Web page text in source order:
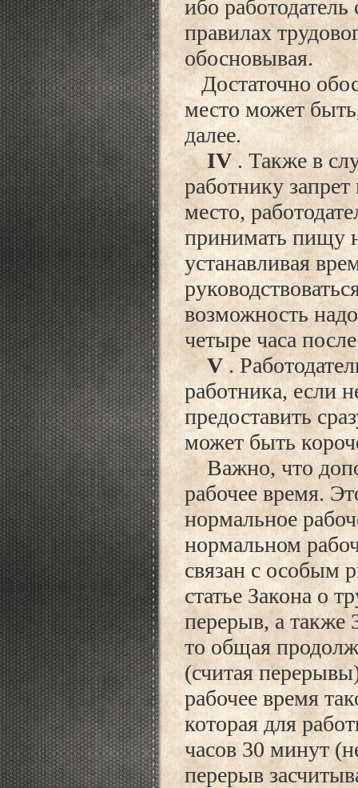
ибо работодатель
правилах
обосновывая.
Достаточно
место может
далее.
IV. Также в
работнику
место,
принимать пищу
устанавливая
возможность
четыре часа
V .
работника, если
предоставить
может быть
Важно, что
рабочее время.
нормальное
нормальном
связан с особым
статье Закона о
перерыв, а
то общая
(считая
рабочее время
которая для
часов 30 минут
перерыв